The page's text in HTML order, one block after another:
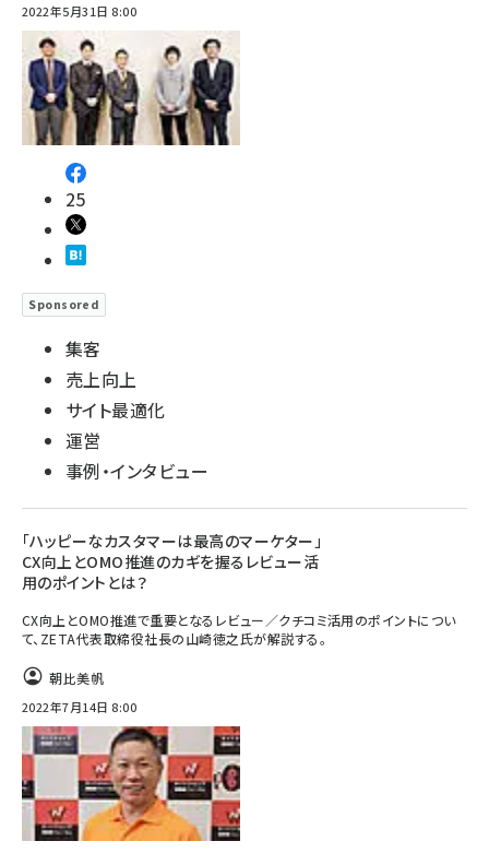
2022年5月31日 8:00
25
Sponsored
集客
売上向上
サイト最適化
運営
事例・インタビュー
「ハッピーなカスタマーは最高のマーケター」
CX向上とOMO推進のカギを握るレビュー活
用のポイントとは？
CX向上とOMO推進で重要となるレビュー／クチコミ活用のポイントについ
て、ZETA代表取締役社長の山崎徳之氏が解説する。
朝比美帆
2022年7月14日 8:00